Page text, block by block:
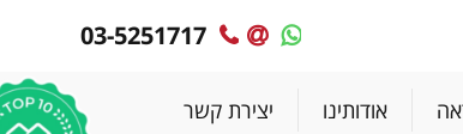
MyPlace
MyPlace
עימנו
03-5251717
אודותינו יצירת קשר